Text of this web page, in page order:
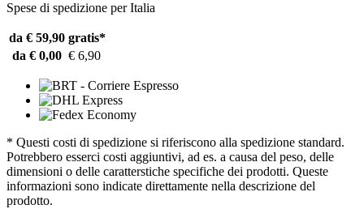
Spese di spedizione per Italia
da € 59,90 gratis*
da € 0,00 € 6,90
* Questi costi di spedizione si riferiscono alla spedizione standard.
Potrebbero esserci costi aggiuntivi, ad es. a causa del peso, delle
dimensioni o delle caratterstiche specifiche dei prodotti. Queste
informazioni sono indicate direttamente nella descrizione del
prodotto.